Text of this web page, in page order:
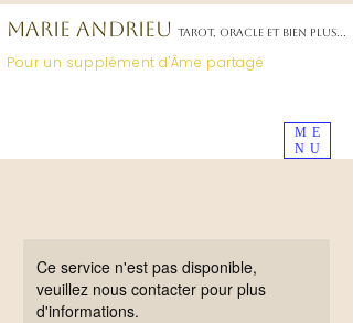
ME
NU
MARIE ANDRIEU TAROT, ORACLE ET BIEN PLUS...
Pour un supplément d'Âme partagé
Ce service n'est pas disponible,
veuillez nous contacter pour plus
d'informations.